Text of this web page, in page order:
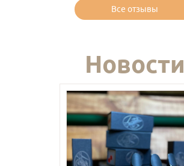
Все отзывы
Новости